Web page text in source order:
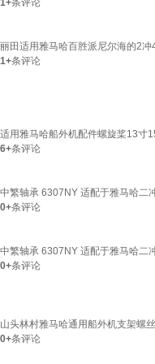
1+条评论
丽田适用雅马哈百胜派尼尔海的2
1+条评论
适用雅马哈船外机配件螺旋桨13寸
6+条评论
中繁轴承 6307NY 适配于雅马哈二
0+条评论
中繁轴承 6307NY 适配于雅马哈二
0+条评论
山头林村雅马哈通用船外机支架螺
0+条评论